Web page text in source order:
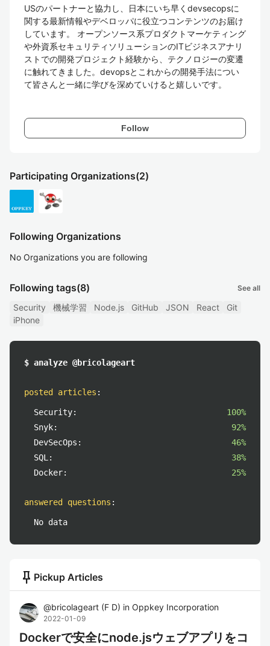
USのパートナーと協力し、日本にいち早くdevsecopsに
関する最新情報やデベロッパに役立つコンテンツのお届け
しています。 オープンソース系プロダクトマーケティング
や外資系セキュリティソリューションのITビジネスアナリ
ストでの開発プロジェクト経験から、テクノロジーの変遷
に触れてきました。devopsとこれからの開発手法につい
て皆さんと一緒に学びを深めていけると嬉しいです。
Follow
Participating Organizations(2)
Following Organizations
No Organizations you are following
Following tags(8) See all
Security 機械学習 Node.js GitHub JSON React
Git
iPhone
$ analyze @bricolageart
posted articles :
Security:
100%
Snyk:
92%
DevSecOps:
46%
SQL:
38%
Docker:
25%
answered questions :
No data
push_pin Pickup Articles
@bricolageart (F D) in Oppkey Incorporation
2022-01-09
Dockerで安全にnode.jsウェブアプリをコ